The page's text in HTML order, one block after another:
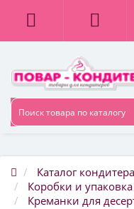
Каталог кондитера
Коробки и
Креманки для